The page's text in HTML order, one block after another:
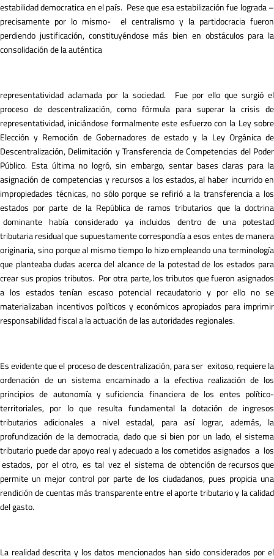
estabilidad democratica en el país. Pese que esa estabilización fue lograda –
precisamente por lo mismo- el centralismo y la partidocracia fueron
perdiendo justificación, constituyéndose más bien en obstáculos para la
consolidación de la auténtica
representatividad aclamada por la sociedad. Fue por ello que surgió el
proceso de descentralización, como fórmula para superar la crisis de
representatividad, iniciándose formalmente este esfuerzo con la Ley sobre
Elección y Remoción de Gobernadores de estado y la Ley Orgánica de
Descentralización, Delimitación y Transferencia de Competencias del Poder
Público. Esta última no logró, sin embargo, sentar bases claras para la
asignación de competencias y recursos a los estados, al haber incurrido en
impropiedades técnicas, no sólo porque se refirió a la transferencia a los
estados por parte de la República de ramos tributarios que la doctrina
dominante había considerado ya incluidos dentro de una potestad
tributaria residual que supuestamente correspondía a esos entes de manera
originaria, sino porque al mismo tiempo lo hizo empleando una terminología
que planteaba dudas acerca del alcance de la potestad de los estados para
crear sus propios tributos. Por otra parte, los tributos que fueron asignados
a los estados tenían escaso potencial recaudatorio y por ello no se
materializaban incentivos políticos y económicos apropiados para imprimir
responsabilidad fiscal a la actuación de las autoridades regionales.
Es evidente que el proceso de descentralización, para ser exitoso, requiere la
ordenación de un sistema encaminado a la efectiva realización de los
principios de autonomía y suficiencia financiera de los entes político-
territoriales, por lo que resulta fundamental la dotación de ingresos
tributarios adicionales a nivel estadal, para así lograr, además, la
profundización de la democracia, dado que si bien por un lado, el sistema
tributario puede dar apoyo real y adecuado a los cometidos asignados a los
estados, por el otro, es tal vez el sistema de obtención de recursos que
permite un mejor control por parte de los ciudadanos, pues propicia una
rendición de cuentas más transparente entre el aporte tributario y la calidad
del gasto.
La realidad descrita y los datos mencionados han sido considerados por el